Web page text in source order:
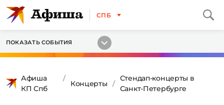
СПБ
ПОКАЗАТЬ СОБЫТИЯ
Афиша
КП Спб
Концерты
Стендап-концерты в
Санкт-Петербурге